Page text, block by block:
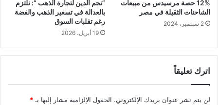
12% حصة مرسيدس من مبيعات
الشاحنات الثقيلة في مصر
2 سبتمبر، 2024
‏”نجم الدين لتجارة الذهب “: نلتزم
بالعدالة في تسعير الذهب والفضة
رغم تقلبات السوق
19 أبريل، 2026
اترك تعليقاً
لن يتم نشر عنوان بريدك الإلكتروني. الحقول الإلزامية مشار إليها بـ *